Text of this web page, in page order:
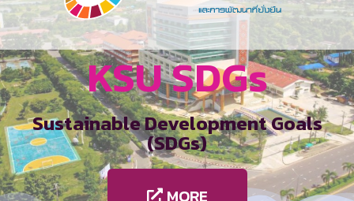
KSU SDGs
Sustainable Development Goals
(SDGs)